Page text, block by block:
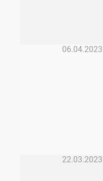
06.04.2023
22.03.2023